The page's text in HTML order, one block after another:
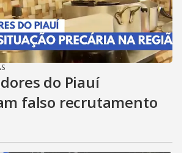
do Piauí
falso recrutamento